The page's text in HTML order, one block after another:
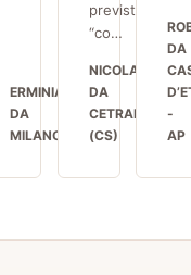
ERMINIA
DA
MILANO
prevista,
“co…
NICOLA
DA
CETRARO
(CS)
DA
-
AP